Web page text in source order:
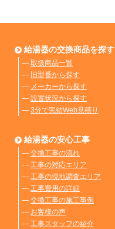
給湯器の交換商品を探す
― 取扱商品一覧
― 旧型番から探す
― メーカーから探す
― 設置状況から探す
― 3分で完結Web見積り
給湯器の安心工事
― 交換工事の流れ
― 工事の対応エリア
― 工事の現地調査エリア
― 工事費用の詳細
― 交換工事の施工事例
― お客様の声
― 工事スタッフの紹介